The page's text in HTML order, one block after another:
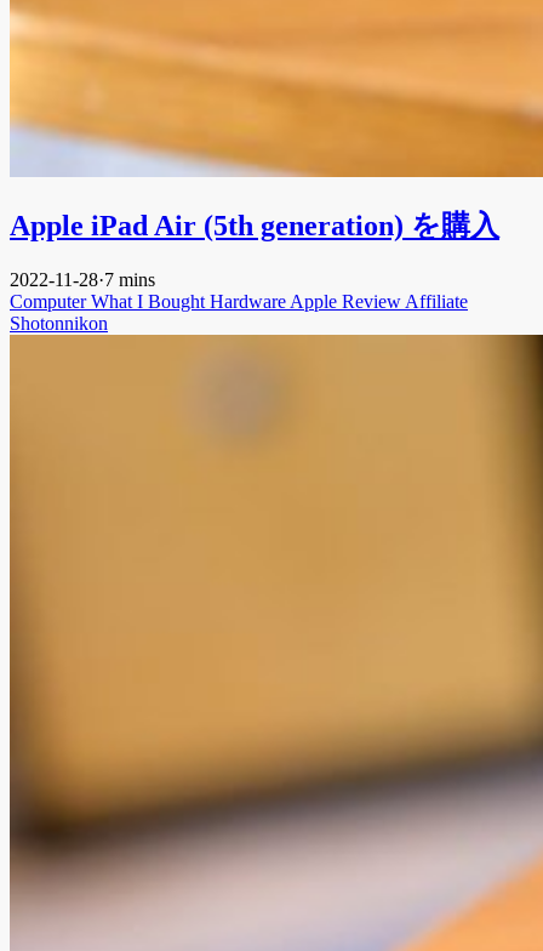
Apple iPad Air (5th generation) を購入
2022-11-28·7 mins
ComputerWhat I Bought Hardware Apple Review Affiliate
Shotonnikon